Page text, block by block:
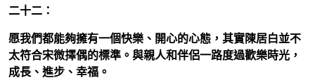
二十二：
愿我們都能夠擁有一個快樂、開心的心態，其實陳居白並不
太符合宋微擇偶的標準。與親人和伴侶一路度過歡樂時光，
成長、進步、幸福。